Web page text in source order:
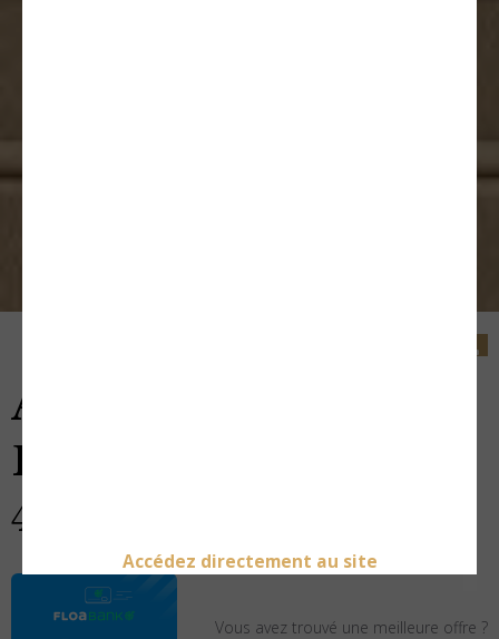
ARRÊT
POLYURÉTHANE
4.031.0131
Vous avez trouvé une meilleure offre ?
Accédez directement au site